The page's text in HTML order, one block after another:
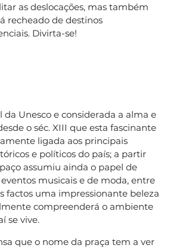
as deslocações, mas também
recheado de destinos
Divirta-se!
Unesco e considerada a alma e
o séc. XIII que esta fascinante
ligada aos principais
e políticos do país; a partir
assumiu ainda o papel de
musicais e de moda, entre
factos uma impressionante beleza
compreenderá o ambiente
se vive.
que o nome da praça tem a ver